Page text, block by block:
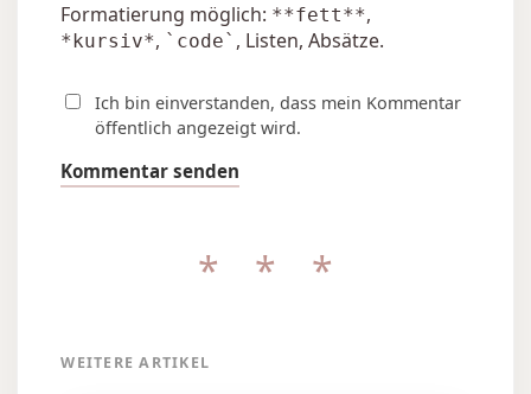
Formatierung möglich: **fett**,
*kursiv*, `code` , Listen, Absätze.
Ich bin einverstanden, dass mein Kommentar
öffentlich angezeigt wird.
Kommentar senden
* * *
WEITERE ARTIKEL